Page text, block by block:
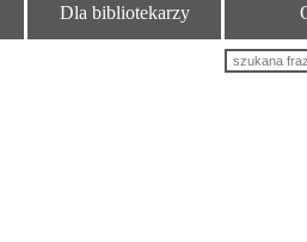
Dla bibliotekarzy